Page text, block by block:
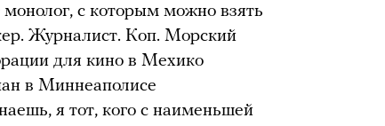
монолог, с которым можно взять
Журналист. Коп. Морский
для кино в Мехико
в Миннеаполисе
я тот, кого с наименьшей